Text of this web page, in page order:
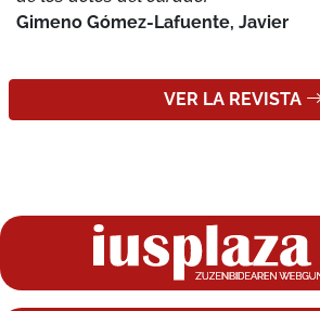
VER LA REVISTA